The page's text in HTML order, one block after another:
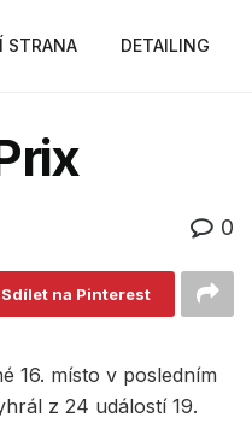
STRANA DETAILING
0
Sdílet na Pinterest
16. místo v posledním
z 24 událostí 19.